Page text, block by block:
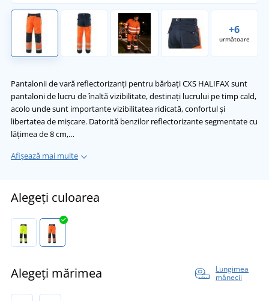
+6
următoare
Pantalonii de vară reflectorizanți pentru bărbați CXS HALIFAX sunt
pantaloni de lucru de înaltă vizibilitate, destinați lucrului pe timp cald,
acolo unde sunt importante vizibilitatea ridicată, confortul și
libertatea de mișcare. Datorită benzilor reflectorizante segmentate cu
lățimea de 8 cm,…
Afișează mai multe
Alegeți culoarea
Alegeți mărimea
Lungimea
mânecii